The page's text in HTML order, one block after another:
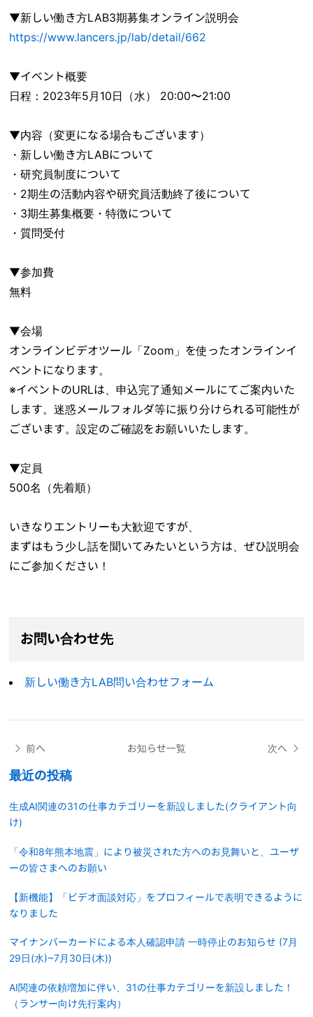
▼新しい働き方LAB3期募集オンライン説明会
https://www.lancers.jp/lab/detail/662
▼イベント概要
日程：2023年5月10日（水） 20:00〜21:00
▼内容（変更になる場合もございます）
・新しい働き方LABについて
・研究員制度について
・2期生の活動内容や研究員活動終了後について
・3期生募集概要・特徴について
・質問受付
▼参加費
無料
▼会場
オンラインビデオツール「Zoom」を使ったオンラインイ
ベントになります。
※イベントのURLは、申込完了通知メールにてご案内いた
します。迷惑メールフォルダ等に振り分けられる可能性が
ございます。設定のご確認をお願いいたします。
▼定員
500名（先着順）
いきなりエントリーも大歓迎ですが、
まずはもう少し話を聞いてみたいという方は、ぜひ説明会
にご参加ください！
お問い合わせ先
新しい働き方LAB問い合わせフォーム
前へ お知らせ一覧 次へ
最近の投稿
生成AI関連の31の仕事カテゴリーを新設しました(クライアント向
け)
「令和8年熊本地震」により被災された方へのお見舞いと、ユーザ
ーの皆さまへのお願い
【新機能】「ビデオ面談対応」をプロフィールで表明できるように
なりました
マイナンバーカードによる本人確認申請 一時停止のお知らせ (7月
29日(水)~7月30日(木))
AI関連の依頼増加に伴い、31の仕事カテゴリーを新設しました！
（ランサー向け先行案内）